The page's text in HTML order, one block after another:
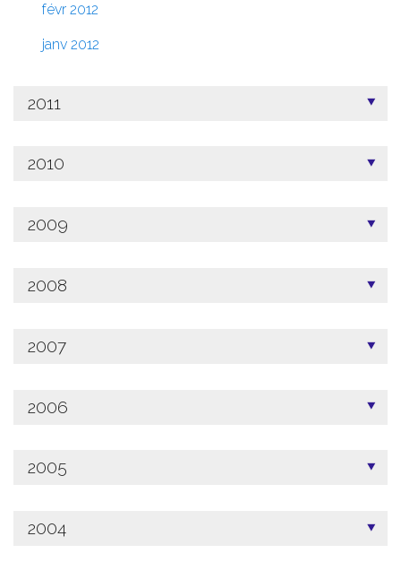
févr 2012
janv 2012
2011
2010
2009
2008
2007
2006
2005
2004